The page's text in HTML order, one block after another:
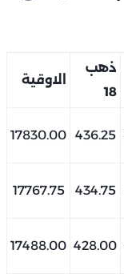
ذهب
18
الاوقية
436.25
17830.00
434.75
17767.75
428.00
17488.00